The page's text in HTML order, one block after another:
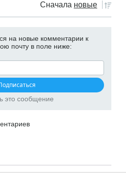
Сначала новые
на новые комментарии к
почту в поле ниже:
это сообщение